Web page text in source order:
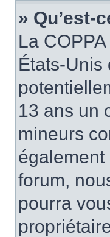
» Qu’est-
La
États-Unis
13 ans un
mineurs
également
forum,
pourra